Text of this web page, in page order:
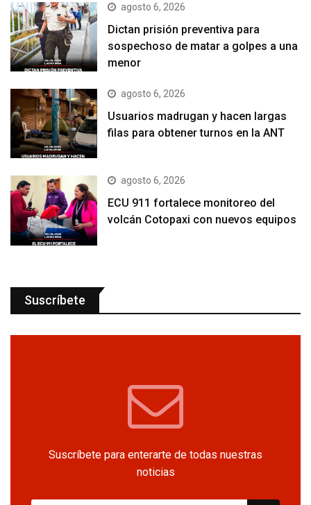
agosto 6, 2026
Dictan prisión preventiva para
sospechoso de matar a golpes a una
menor
agosto 6, 2026
Usuarios madrugan y hacen largas
filas para obtener turnos en la ANT
agosto 6, 2026
ECU 911 fortalece monitoreo del
volcán Cotopaxi con nuevos equipos
Suscríbete
Suscríbete para enterarte de todas nuestras
noticias